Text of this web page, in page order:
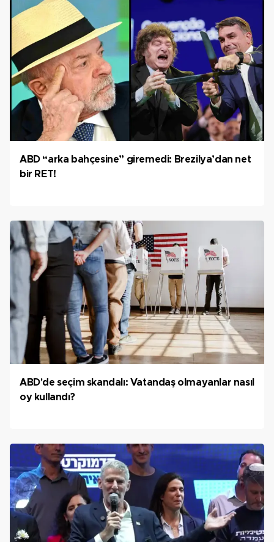
ABD “arka bahçesine” giremedi: Brezilya’dan net
bir RET!
ABD'de seçim skandalı: Vatandaş olmayanlar nasıl
oy kullandı?